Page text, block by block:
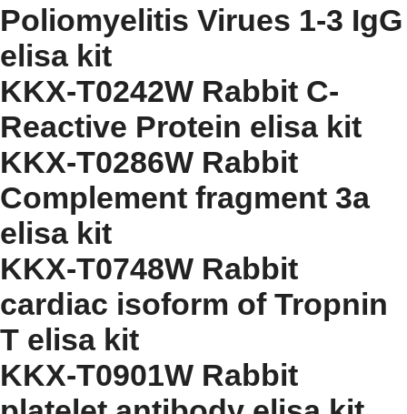
Poliomyelitis Virues 1-3 IgG
elisa kit
KKX-T0242W Rabbit C-
Reactive Protein elisa kit
KKX-T0286W Rabbit
Complement fragment 3a
elisa kit
KKX-T0748W Rabbit
cardiac isoform of Tropnin
T elisa kit
KKX-T0901W Rabbit